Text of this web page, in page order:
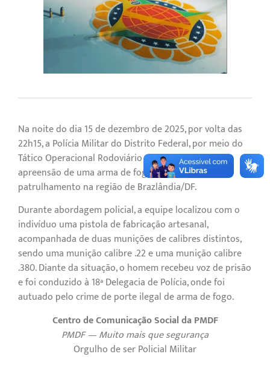
Na noite do dia 15 de dezembro de 2025, por volta das
22h15, a Polícia Militar do Distrito Federal, por meio do
Tático Operacional Rodoviário (TOR), realizou a
apreensão de uma arma de fogo durante
patrulhamento na região de Brazlândia/DF.
Durante abordagem policial, a equipe localizou com o
indivíduo uma pistola de fabricação artesanal,
acompanhada de duas munições de calibres distintos,
sendo uma munição calibre .22 e uma munição calibre
.380. Diante da situação, o homem recebeu voz de prisão
e foi conduzido à 18ª Delegacia de Polícia, onde foi
autuado pelo crime de porte ilegal de arma de fogo.
Centro de Comunicação Social da PMDF
PMDF — Muito mais que segurança
Orgulho de ser Policial Militar